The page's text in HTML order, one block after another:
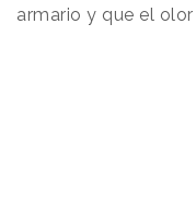
armario y que el